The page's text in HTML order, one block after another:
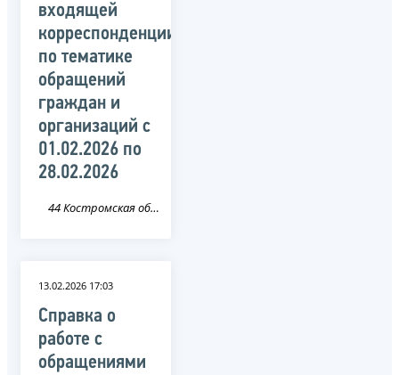
входящей
корреспонденции
по тематике
обращений
граждан и
организаций c
01.02.2026 по
28.02.2026
44 Костромская область
13.02.2026 17:03
Справка о
работе с
обращениями